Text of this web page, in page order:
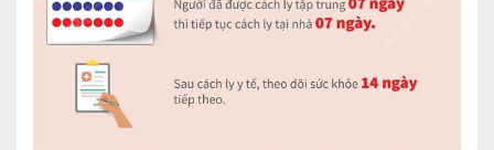
Xét nghiệm sàng lọc NIPT
Chẩn đoán hình ảnh
Nội soi tiêu hóa